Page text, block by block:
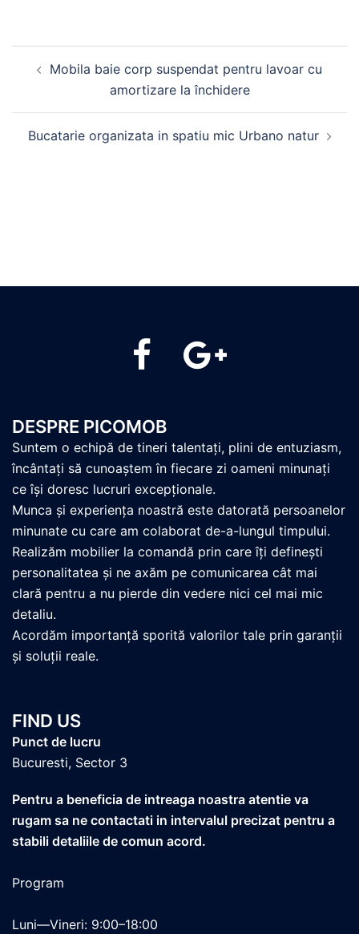
navigation
Mobila baie corp suspendat pentru lavoar cu
amortizare la închidere
Bucatarie organizata in spatiu mic Urbano natur
PicoMob
DESPRE PICOMOB
Suntem o echipă de tineri talentați, plini de entuziasm,
încântați să cunoaștem în fiecare zi oameni minunați
ce își doresc lucruri excepționale.
Munca și experiența noastră este datorată persoanelor
minunate cu care am colaborat de-a-lungul timpului.
Realizăm mobilier la comandă prin care îți definești
personalitatea și ne axăm pe comunicarea cât mai
clară pentru a nu pierde din vedere nici cel mai mic
detaliu.
Acordăm importanță sporită valorilor tale prin garanții
și soluții reale.
FIND US
Punct de lucru
Bucuresti, Sector 3
Pentru a beneficia de intreaga noastra atentie va
rugam sa ne contactati in intervalul precizat pentru a
stabili detaliile de comun acord.
Program
Luni—Vineri: 9:00–18:00